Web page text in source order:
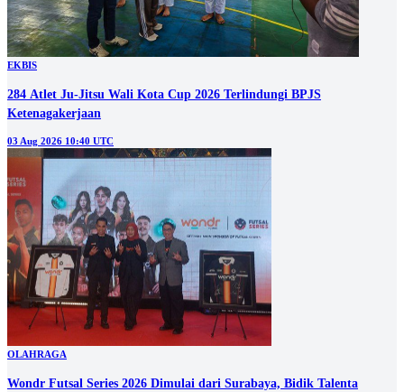
EKBIS
284 Atlet Ju-Jitsu Wali Kota Cup 2026 Terlindungi BPJS
Ketenagakerjaan
03 Aug 2026 10:40 UTC
OLAHRAGA
Wondr Futsal Series 2026 Dimulai dari Surabaya, Bidik Talenta